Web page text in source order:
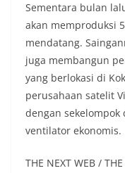
Sementara bulan
akan memproduksi
mendatang.
juga membangun
yang berlokasi di
perusahaan satelit
dengan
ventilator ekonomis.
THE NEXT WEB /